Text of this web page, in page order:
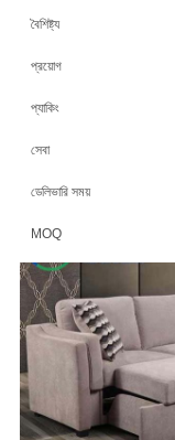
বৈশিষ্ট্য
প্রয়োগ
প্যাকিং
সেবা
ডেলিভারি সময়
MOQ